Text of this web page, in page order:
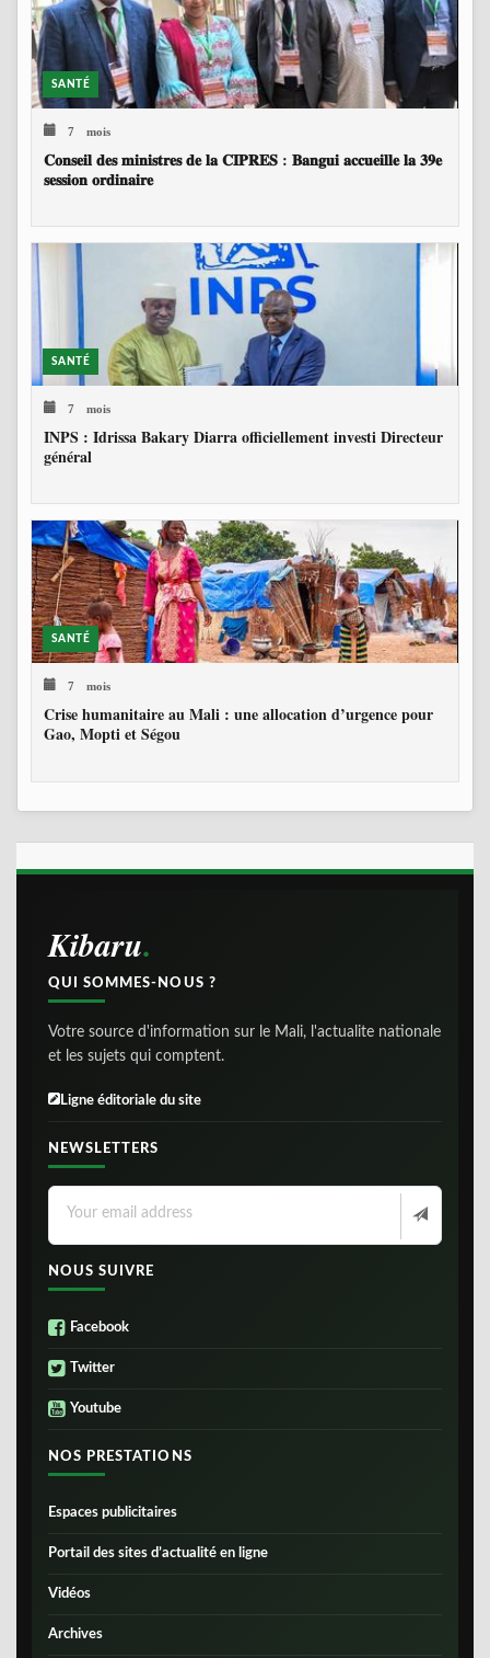
SANTÉ
7 mois
𝐂𝐨𝐧𝐬𝐞𝐢𝐥 𝐝𝐞𝐬 𝐦𝐢𝐧𝐢𝐬𝐭𝐫𝐞𝐬 𝐝𝐞 𝐥𝐚 𝐂𝐈𝐏𝐑𝐄𝐒 : 𝐁𝐚𝐧𝐠𝐮𝐢 𝐚𝐜𝐜𝐮𝐞𝐢𝐥𝐥𝐞 𝐥𝐚 𝟑𝟗𝐞
𝐬𝐞𝐬𝐬𝐢𝐨𝐧 𝐨𝐫𝐝𝐢𝐧𝐚𝐢𝐫𝐞
SANTÉ
7 mois
INPS : Idrissa Bakary Diarra officiellement investi Directeur
général
SANTÉ
7 mois
Crise humanitaire au Mali : une allocation d’urgence pour
Gao, Mopti et Ségou
Kibaru
QUI SOMMES-NOUS ?
Votre source d'information sur le Mali, l'actualite nationale
et les sujets qui comptent.
Ligne éditoriale du site
NEWSLETTERS
NOUS SUIVRE
Facebook
Twitter
Youtube
NOS PRESTATIONS
Espaces publicitaires
Portail des sites d’actualité en ligne
Vidéos
Archives